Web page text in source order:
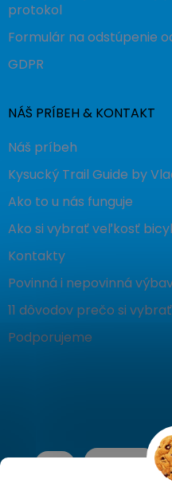
protokol
Formulár na odstúpenie
GDPR
NÁŠ PRÍBEH & KONTAKT
Náš príbeh
Kysucký Trail Guide by
Ako to u nás funguje
Ako si vybrať veľkosť
Kontakty
Povinná i nepovinná
11 dôvodov prečo si
Podporujeme